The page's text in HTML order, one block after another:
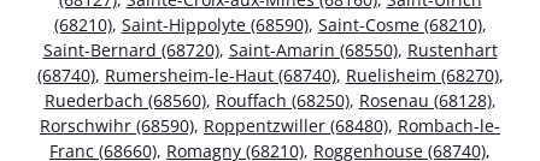
(68210), Saint-Hippolyte (68590), Saint-Cosme (68210),
Saint-Bernard (68720), Saint-Amarin (68550), Rustenhart
(68740), Rumersheim-le-Haut (68740), Ruelisheim (68270),
Ruederbach (68560), Rouffach (68250), Rosenau (68128),
Rorschwihr (68590), Roppentzwiller (68480), Rombach-le-
Franc (68660), Romagny (68210), Roggenhouse (68740),